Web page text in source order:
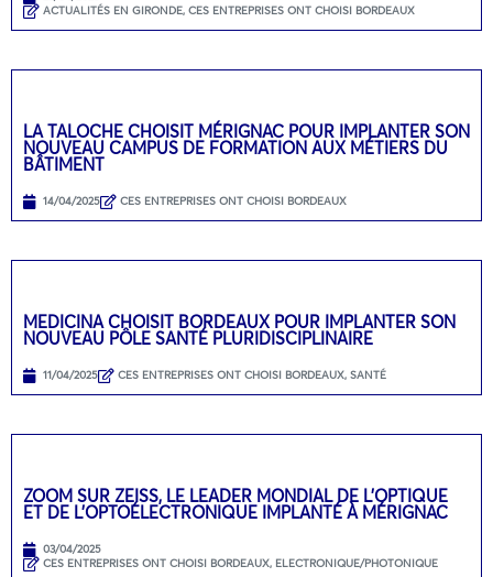
ACTUALITÉS EN GIRONDE, CES ENTREPRISES ONT CHOISI BORDEAUX
LA TALOCHE CHOISIT MÉRIGNAC POUR IMPLANTER SON
NOUVEAU CAMPUS DE FORMATION AUX MÉTIERS DU
BÂTIMENT
14/04/2025 CES ENTREPRISES ONT CHOISI BORDEAUX
MEDICINA CHOISIT BORDEAUX POUR IMPLANTER SON
NOUVEAU PÔLE SANTÉ PLURIDISCIPLINAIRE
11/04/2025 CES ENTREPRISES ONT CHOISI BORDEAUX, SANTÉ
ZOOM SUR ZEISS, LE LEADER MONDIAL DE L’OPTIQUE
ET DE L’OPTOÉLECTRONIQUE IMPLANTÉ À MÉRIGNAC
03/04/2025
CES ENTREPRISES ONT CHOISI BORDEAUX, ELECTRONIQUE/PHOTONIQUE